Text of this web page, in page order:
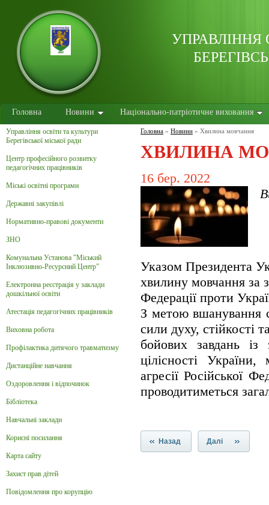
УПРАВЛІННЯ
Головна Новини Національно-патріотичне виховання
Управління освіти та культури
Берегівської міської ради
Центр професійного розвитку
педагогічних працівників
Міські освітні програми
Державні закупівлі
Нормативно-правові документи
ЗНО
Комунальна Установа "Міський
Інклюзивно-Ресурсний Центр"
Електронна реєстрація у заклади
дошкільної освіти
Атестація педагогічних працівників
Виховна робота
Профілактика дитячого травматизму
Дистанційне навчання
Оздоровлення і відпочинок
Бібліотека
Навчальні заклади
Корисні посилання
Карта сайту
Захист прав дітей
Повідомлення про корупцію
Головна » Новини » Хвилина мовчання
ХВИЛИНА
16 бер. 2022
Указом Президента
хвилину мовчання за
Федерації проти
З метою вшанування
сили духу, стійкості
бойових завдань із
цілісності
агресії Російської
проводитиметься
Назад Далі